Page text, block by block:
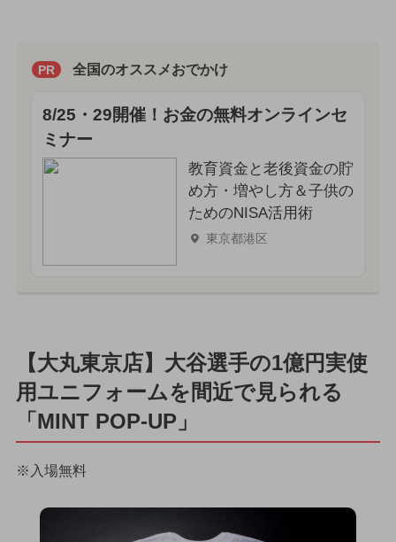
PR 全国のオススメおでかけ
8/25・29開催！お金の無料オンラインセ
ミナー
教育資金と老後資金の貯
め方・増やし方＆子供の
ためのNISA活用術
東京都港区
【大丸東京店】大谷選手の1億円実使
用ユニフォームを間近で見られる
「MINT POP-UP」
※入場無料